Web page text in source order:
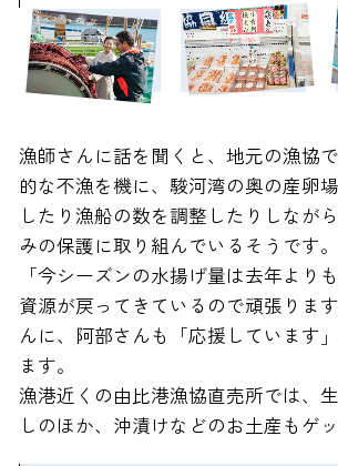
漁師さんに話を聞くと、地元の漁協
的な不漁を機に、駿河湾の奥の産卵
したり漁船の数を調整したりしなが
みの保護に取り組んでいるそうです。
「今シーズンの水揚げ量は去年より
資源が戻ってきているので頑張りま
んに、阿部さんも「応援しています
ます。
漁港近くの由比港漁協直売所では、
しのほか、沖漬けなどのお土産もゲッ